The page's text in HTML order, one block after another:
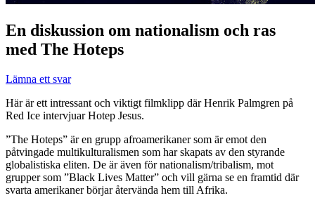
En diskussion om nationalism och ras
med The Hoteps
Lämna ett svar
Här är ett intressant och viktigt filmklipp där Henrik Palmgren på
Red Ice intervjuar Hotep Jesus.
”The Hoteps” är en grupp afroamerikaner som är emot den
påtvingade multikulturalismen som har skapats av den styrande
globalistiska eliten. De är även för nationalism/tribalism, mot
grupper som ”Black Lives Matter” och vill gärna se en framtid där
svarta amerikaner börjar återvända hem till Afrika.